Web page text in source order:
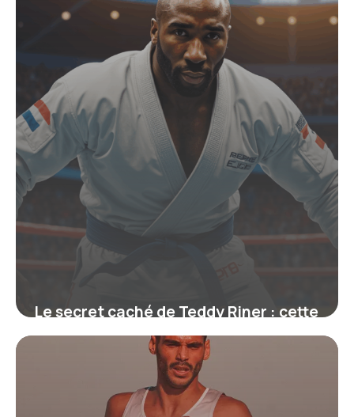
Le secret caché de Teddy Riner : cette
ceinture qui symbolise bien plus